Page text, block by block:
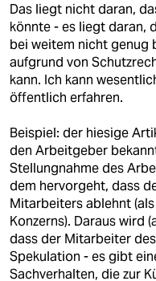
Das liegt nicht daran,
könnte - es liegt daran,
bei weitem nicht genug
aufgrund von
kann. Ich kann
öffentlich erfahren.
Beispiel: der hiesige
den Arbeitgeber
Stellungnahme des
dem hervorgeht, dass
Mitarbeiters ablehnt
Konzerns). Daraus wird
dass der Mitarbeiter
Spekulation - es gibt
Sachverhalten, die zur